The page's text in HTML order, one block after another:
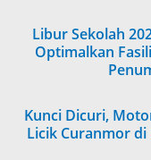
Libur Sekolah
Optimalkan
Kunci Dicuri,
Licik Curanmor